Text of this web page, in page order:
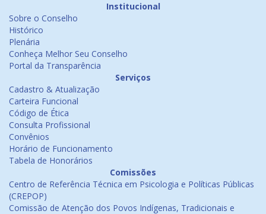
Institucional
Sobre o Conselho
Histórico
Plenária
Conheça Melhor Seu Conselho
Portal da Transparência
Serviços
Cadastro & Atualização
Carteira Funcional
Código de Ética
Consulta Profissional
Convênios
Horário de Funcionamento
Tabela de Honorários
Comissões
Centro de Referência Técnica em Psicologia e Políticas Públicas
(CREPOP)
Comissão de Atenção dos Povos Indígenas, Tradicionais e